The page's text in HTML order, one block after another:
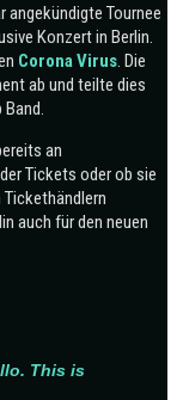
angekündigte Tournee
Konzert in Berlin.
Corona Virus. Die
ab und teilte dies
an
Tickets oder ob sie
auch für den neuen
This is